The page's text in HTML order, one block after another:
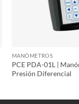
MANÓMETROS
PCE PDA-01L |
Presión Diferencial